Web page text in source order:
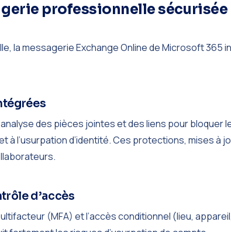
professionnelle sécurisée
la messagerie Exchange Online de Microsoft 365
des pièces jointes et des liens pour bloquer
à l’usurpation d’identité. Ces protections, mises à
d’accès
(MFA) et l’accès conditionnel (lieu,